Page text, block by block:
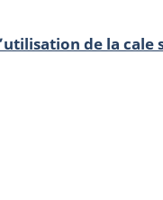
de la cale